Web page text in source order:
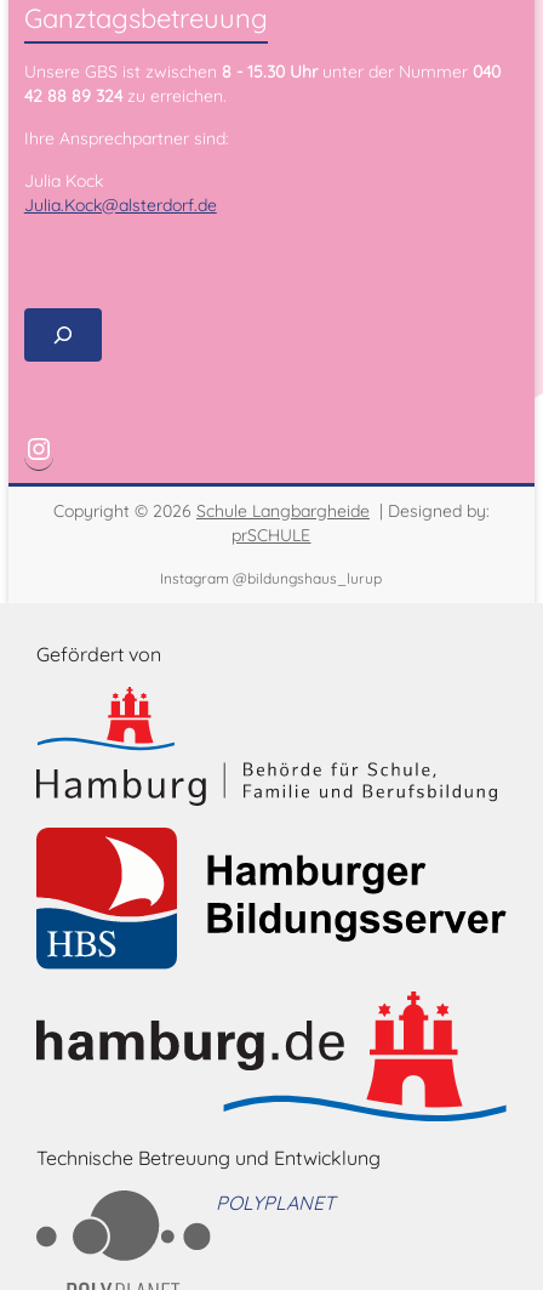
Ganztagsbetreuung
Unsere GBS ist zwischen 8 - 15.30 Uhrunter der Nummer 040
42 88 89 324zu erreichen.
Ihre Ansprechpartner sind:
Julia Kock
Julia.Kock@alsterdorf.de
Copyright © 2026 Schule Langbargheide | Designed by:
prSCHULE
Instagram @bildungshaus_lurup
Gefördert von
Technische Betreuung und Entwicklung
POLYPLANET